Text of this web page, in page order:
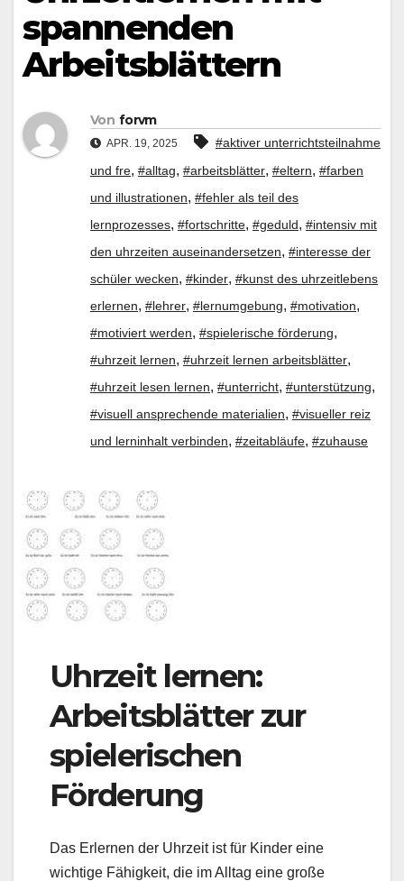
spannenden
Arbeitsblättern
Von forvm
APR. 19, 2025
#aktiver unterrichtsteilnahme
und fre, #alltag, #arbeitsblätter, #eltern, #farben
und illustrationen, #fehler als teil des
lernprozesses, #fortschritte, #geduld, #intensiv mit
den uhrzeiten auseinandersetzen, #interesse der
schüler wecken, #kinder, #kunst des uhrzeitlebens
erlernen, #lehrer, #lernumgebung, #motivation,
#motiviert werden, #spielerische förderung,
#uhrzeit lernen, #uhrzeit lernen arbeitsblätter,
#uhrzeit lesen lernen, #unterricht, #unterstützung,
#visuell ansprechende materialien, #visueller reiz
und lerninhalt verbinden, #zeitabläufe, #zuhause
Uhrzeit lernen:
Arbeitsblätter zur
spielerischen
Förderung
Das Erlernen der Uhrzeit ist für Kinder eine
wichtige Fähigkeit, die im Alltag eine große